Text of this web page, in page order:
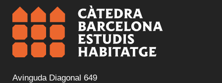
Avinguda Diagonal 649